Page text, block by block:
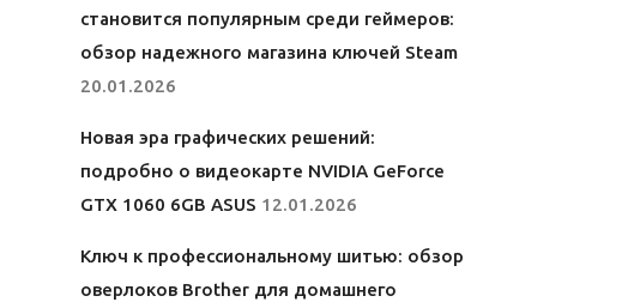
становится популярным среди геймеров:
обзор надежного магазина ключей Steam
20.01.2026
Новая эра графических решений:
подробно о видеокарте NVIDIA GeForce
GTX 1060 6GB ASUS 12.01.2026
Ключ к профессиональному шитью: обзор
оверлоков Brother для домашнего